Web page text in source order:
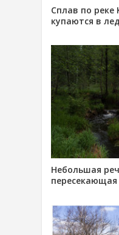
Сплав по
купаются в
Небольшая